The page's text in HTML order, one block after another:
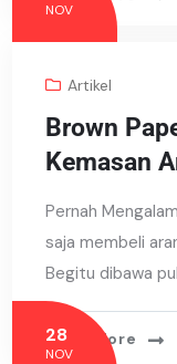
NOV
Artikel
Brown
Kemasan
Pernah
saja membeli
Begitu dibawa
Read More
28
NOV